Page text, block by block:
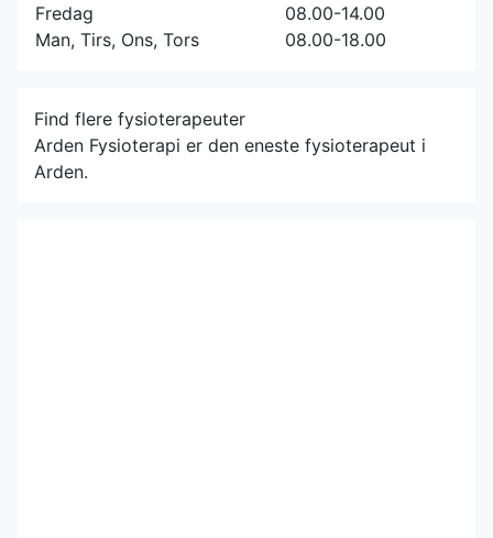
Fredag
08.00-14.00
Man, Tirs, Ons, Tors
08.00-18.00
Find flere fysioterapeuter
Arden Fysioterapi er den eneste fysioterapeut i
Arden.